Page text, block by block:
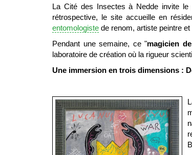
La Cité des Insectes à Nedde invite
rétrospective, le site accueille en
entomologiste de renom, artiste peintre et
Pendant une semaine, ce "magicien
laboratoire de création où la rigueur
Une immersion en trois dimensions :